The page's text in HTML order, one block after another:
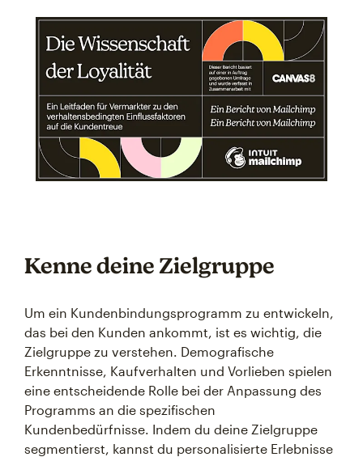
Kenne deine Zielgruppe
Um ein Kundenbindungsprogramm zu entwickeln,
das bei den Kunden ankommt, ist es wichtig, die
Zielgruppe zu verstehen. Demografische
Erkenntnisse, Kaufverhalten und Vorlieben spielen
eine entscheidende Rolle bei der Anpassung des
Programms an die spezifischen
Kundenbedürfnisse. Indem du deine Zielgruppe
segmentierst, kannst du personalisierte Erlebnisse